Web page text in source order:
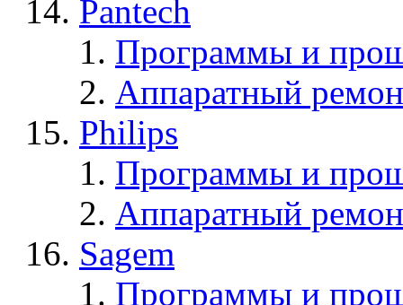
Pantech
Программы и
Аппаратный
Philips
Программы и
Аппаратный
Sagem
Программы и